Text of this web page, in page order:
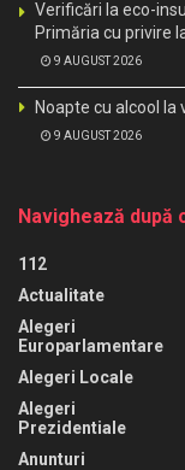
Verificări la eco-
Primăria cu privire
9 AUGUST 2026
Noapte cu alcool la
9 AUGUST 2026
Navighează după
112
Actualitate
Alegeri
Europarlamentare
Alegeri Locale
Alegeri
Prezidentiale
Anunturi